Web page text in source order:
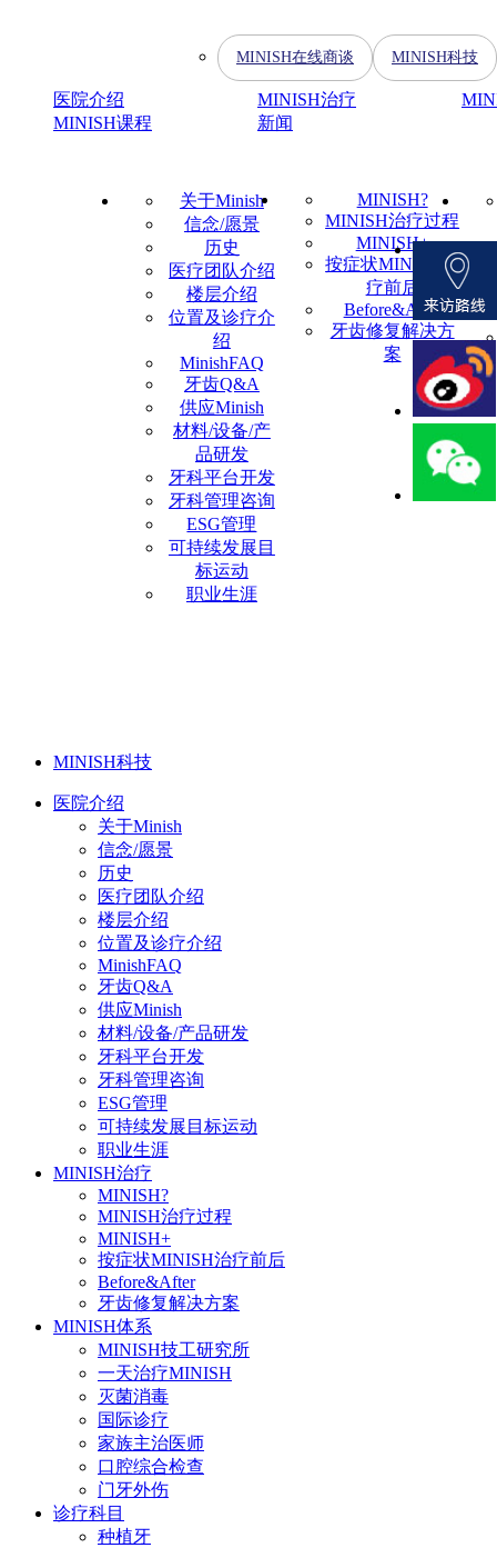
医院介绍 MINISH治疗
MINISH课程
新闻
MINISH在线商谈 MINISH科技
关于Minish
信念/愿景
历史
医疗团队介绍
楼层介绍
位置及诊疗介
绍
MinishFAQ
牙齿Q&A
供应Minish
材料/设备/产
品研发
牙科平台开发
牙科管理咨询
ESG管理
可持续发展目
标运动
职业生涯
MINISH?
MINISH治疗过程
MINISH+
按症状MINISH治
疗前后
Before&After
牙齿修复解决方
案
MINISH科技
医院介绍
关于Minish
信念/愿景
历史
医疗团队介绍
楼层介绍
位置及诊疗介绍
MinishFAQ
牙齿Q&A
供应Minish
材料/设备/产品研发
牙科平台开发
牙科管理咨询
ESG管理
可持续发展目标运动
职业生涯
MINISH治疗
MINISH?
MINISH治疗过程
MINISH+
按症状MINISH治疗前后
Before&After
牙齿修复解决方案
MINISH体系
MINISH技工研究所
一天治疗MINISH
灭菌消毒
国际诊疗
家族主治医师
口腔综合检查
门牙外伤
诊疗科目
种植牙